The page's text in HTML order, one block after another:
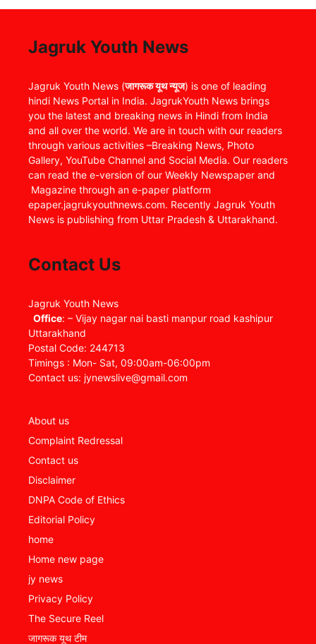
Jagruk Youth News
Jagruk Youth News (जागरूक यूथ न्यूज) is one of leading
hindi News Portal in India. JagrukYouth News brings
you the latest and breaking news in Hindi from India
and all over the world. We are in touch with our readers
through various activities –Breaking News, Photo
Gallery, YouTube Channel and Social Media. Our readers
can read the e-version of our Weekly Newspaper and
Magazine through an e-paper platform
epaper.jagrukyouthnews.com. Recently Jagruk Youth
News is publishing from Uttar Pradesh & Uttarakhand.
Contact Us
Jagruk Youth News
Office: – Vijay nagar nai basti manpur road kashipur
Uttarakhand
Postal Code: 244713
Timings : Mon- Sat, 09:00am-06:00pm
Contact us: jynewslive@gmail.com
About us
Complaint Redressal
Contact us
Disclaimer
DNPA Code of Ethics
Editorial Policy
home
Home new page
jy news
Privacy Policy
The Secure Reel
जागरूक यूथ टीम